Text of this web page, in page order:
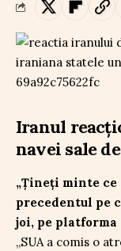
Iranul
navei sale
„Țineți minte ce
precedentul pe
joi, pe platforma
„SUA a comis o